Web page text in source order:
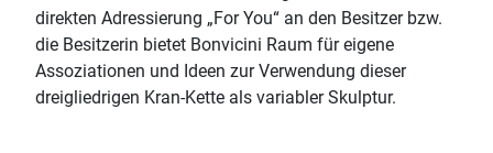
direkten Adressierung „For You“ an den Besitzer bzw.
die Besitzerin bietet Bonvicini Raum für eigene
Assoziationen und Ideen zur Verwendung dieser
dreigliedrigen Kran-Kette als variabler Skulptur.